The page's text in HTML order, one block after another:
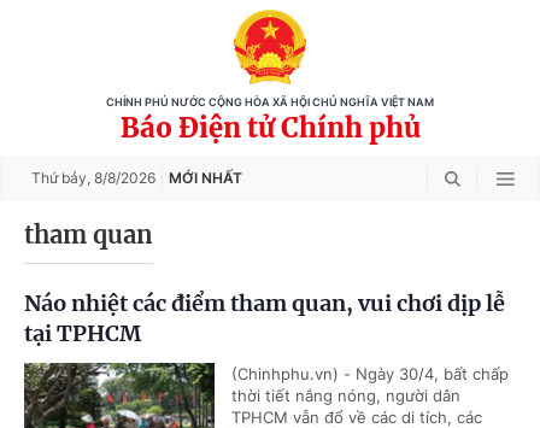
CHÍNH PHỦ NƯỚC CỘNG HÒA XÃ HỘI CHỦ NGHĨA VIỆT NAM
Báo Điện tử Chính phủ
Thứ bảy, 8/8/2026 MỚI NHẤT
tham quan
Náo nhiệt các điểm tham quan, vui chơi dịp lễ
tại TPHCM
(Chinhphu.vn) - Ngày 30/4, bất chấp
thời tiết nắng nóng, người dân
TPHCM vẫn đổ về các di tích, các